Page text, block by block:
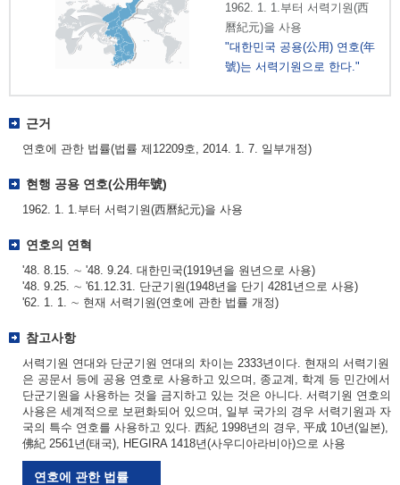
1962. 1. 1.부터 서력기원(西
曆紀元)을 사용
"대한민국 공용(公用) 연호(年
號)는 서력기원으로 한다."
근거
연호에 관한 법률(법률 제12209호, 2014. 1. 7. 일부개정)
현행 공용 연호(公用年號)
1962. 1. 1.부터 서력기원(西曆紀元)을 사용
연호의 연혁
'48. 8.15. ∼ '48. 9.24. 대한민국(1919년을 원년으로 사용)
'48. 9.25. ∼ '61.12.31. 단군기원(1948년을 단기 4281년으로 사용)
'62. 1. 1. ∼ 현재 서력기원(연호에 관한 법률 개정)
참고사항
서력기원 연대와 단군기원 연대의 차이는 2333년이다. 현재의 서력기원
은 공문서 등에 공용 연호로 사용하고 있으며, 종교계, 학계 등 민간에서
단군기원을 사용하는 것을 금지하고 있는 것은 아니다. 서력기원 연호의
사용은 세계적으로 보편화되어 있으며, 일부 국가의 경우 서력기원과 자
국의 특수 연호를 사용하고 있다. 西紀 1998년의 경우, 平成 10년(일본),
佛紀 2561년(태국), HEGIRA 1418년(사우디아라비아)으로 사용
연호에 관한 법률